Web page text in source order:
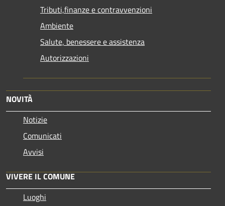
Tributi,finanze e contravvenzioni
Ambiente
Salute, benessere e assistenza
Autorizzazioni
NOVITÀ
Notizie
Comunicati
Avvisi
VIVERE IL COMUNE
Luoghi